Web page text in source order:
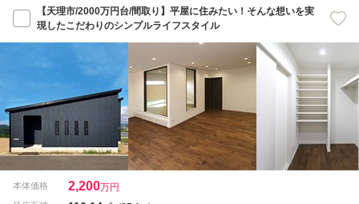
【天理市/2000万円台/間取り】平屋に住みたい！そんな想いを実
現したこだわりのシンプルライフスタイル
本体価格 2,200万円